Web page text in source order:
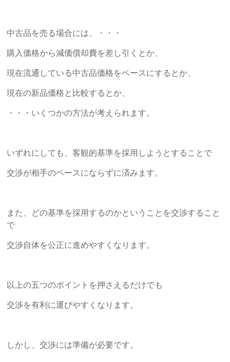
中古品を売る場合には、・・・
購入価格から減価償却費を差し引くとか、
現在流通している中古品価格をベースにするとか、
現在の新品価格と比較するとか、
・・・いくつかの方法が考えられます。
いずれにしても、客観的基準を採用しようとすることで
交渉が相手のペースにならずに済みます。
また、どの基準を採用するのかということを交渉すること
で
交渉自体を公正に進めやすくなります。
以上の五つのポイントを押さえるだけでも
交渉を有利に運びやすくなります。
しかし、交渉には準備が必要です。